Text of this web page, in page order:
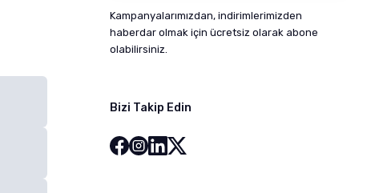
Kampanyalarımızdan, indirimlerimizden
haberdar olmak için ücretsiz olarak abone
olabilirsiniz.
Bizi Takip Edin